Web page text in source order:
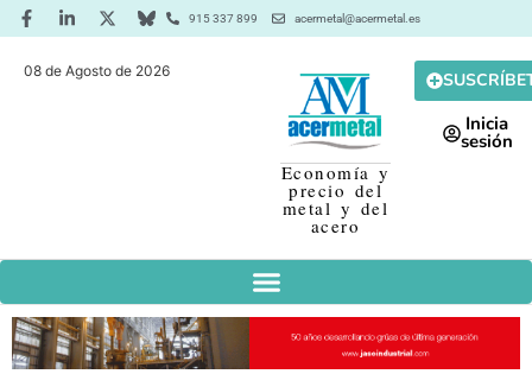
915 337 899 acermetal@acermetal.es
08 de Agosto de 2026
Economía y
precio del
metal y del
acero
Inicia
sesión